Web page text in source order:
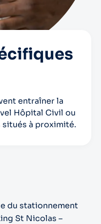
entraîner la
Hôpital Civil ou
à proximité.
du stationnement
St Nicolas –